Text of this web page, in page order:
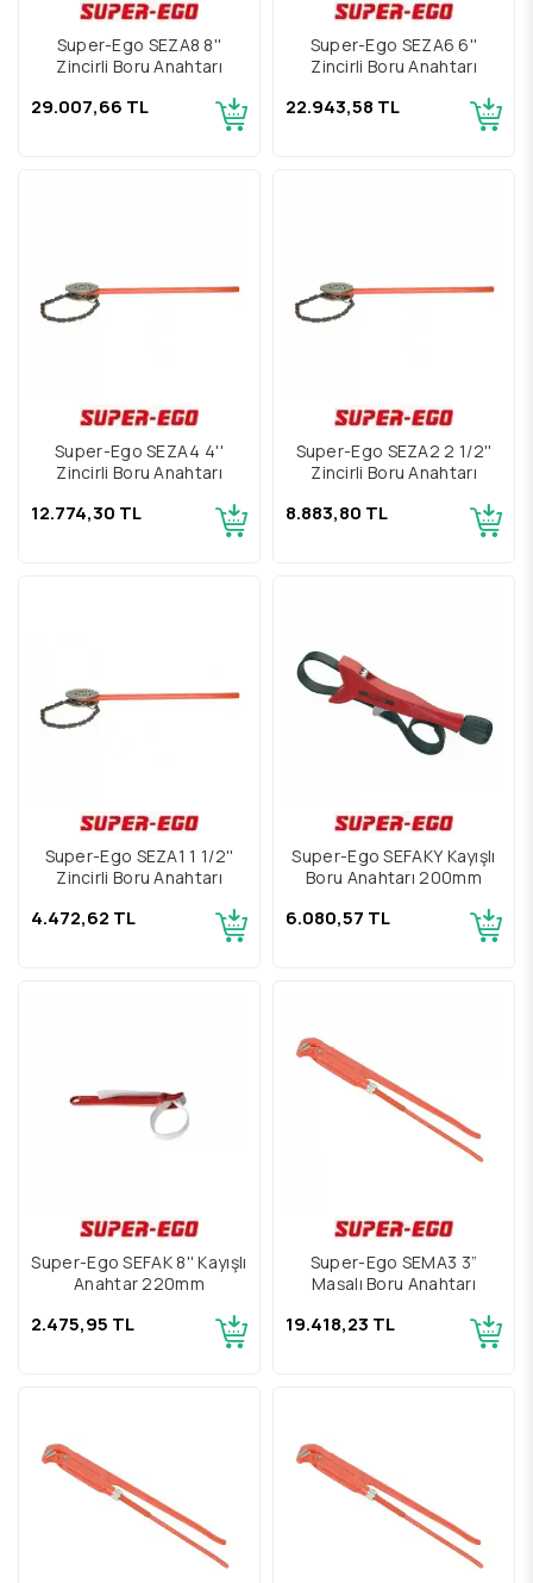
Super-Ego SEZA8 8''
Zincirli Boru Anahtarı
29.007,66 TL
Super-Ego SEZA6 6''
Zincirli Boru Anahtarı
22.943,58 TL
Super-Ego SEZA4 4''
Zincirli Boru Anahtarı
12.774,30 TL
Super-Ego SEZA2 2 1/2''
Zincirli Boru Anahtarı
8.883,80 TL
Super-Ego SEZA1 1 1/2''
Zincirli Boru Anahtarı
4.472,62 TL
Super-Ego SEFAKY Kayışlı
Boru Anahtarı 200mm
6.080,57 TL
Super-Ego SEFAK 8'' Kayışlı
Anahtar 220mm
2.475,95 TL
Super-Ego SEMA3 3”
Maşalı Boru Anahtarı
19.418,23 TL